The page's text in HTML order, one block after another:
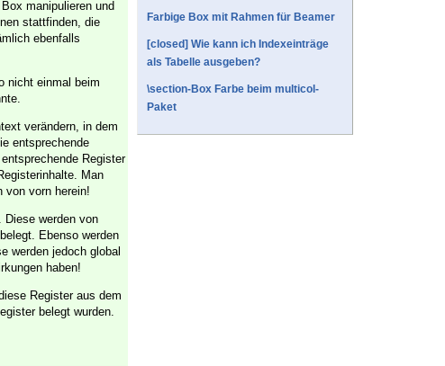
manipulieren und
stattfinden, die
ebenfalls
nicht einmal beim
verändern, in dem
entsprechende
Register
Man
von vorn herein!
Diese werden von
Ebenso werden
werden jedoch global
haben!
Register aus dem
belegt wurden.
Farbige Box mit Rahmen für Beamer
[closed] Wie kann ich Indexeinträge
als Tabelle ausgeben?
\section-Box Farbe beim multicol-
Paket